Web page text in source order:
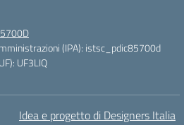
(IPA): istsc_pdic85700d
UF3LIQ
Idea e progetto di Designers Italia